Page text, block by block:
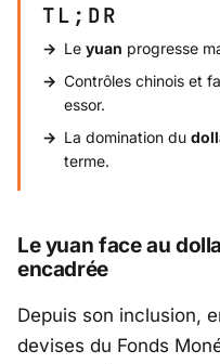
TL;DR
Le yuan progresse
Contrôles chinois et
essor.
La domination du
terme.
Le yuan face au
encadrée
Depuis son inclusion,
devises du Fonds